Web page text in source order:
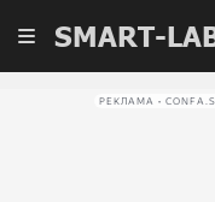
SMART-
РЕКЛАМА •